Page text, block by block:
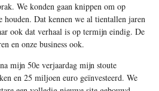
We konden gaan knippen om op
Dat kennen we al tientallen jaren
ook dat verhaal is op termijn eindig. De
en onze business ook.
mijn 50e verjaardag mijn stoute
en 25 miljoen euro geïnvesteerd. We